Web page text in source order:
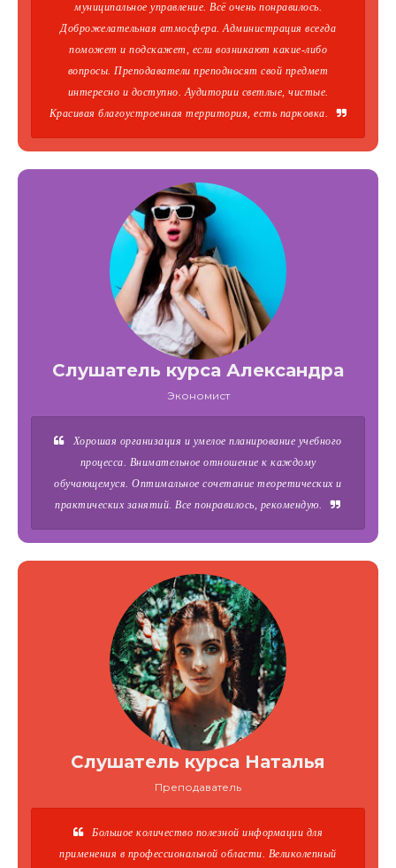
муниципальное управление. Всё очень понравилось.
Доброжелательная атмосфера. Администрация всегда
поможет и подскажет, если возникают какие-либо
вопросы. Преподаватели преподносят свой предмет
интересно и доступно. Аудитории светлые, чистые.
Красивая благоустроенная территория, есть парковка.
Слушатель курса Александра
Экономист
Хорошая организация и умелое планирование учебного
процесса. Внимательное отношение к каждому
обучающемуся. Оптимальное сочетание теоретических и
практических занятий. Все понравилось, рекомендую.
Слушатель курса Наталья
Преподаватель
Большое количество полезной информации для
применения в профессиональной области. Великолепный